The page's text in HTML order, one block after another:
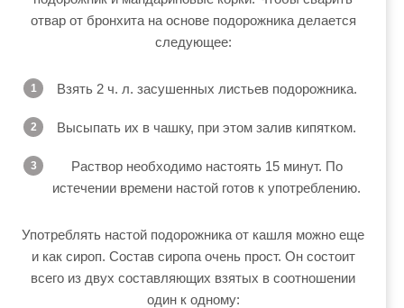
отвар от бронхита на основе подорожника делается
следующее:
Взять 2 ч. л. засушенных листьев подорожника.
Высыпать их в чашку, при этом залив кипятком.
Раствор необходимо настоять 15 минут. По
истечении времени настой готов к употреблению.
Употреблять настой подорожника от кашля можно еще
и как сироп. Состав сиропа очень прост. Он состоит
всего из двух составляющих взятых в соотношении
один к одному: